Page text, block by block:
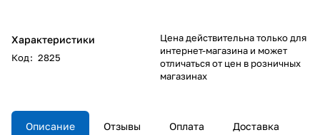
Характеристики
Код: 2825
Цена действительна только для
интернет-магазина и может
отличаться от цен в розничных
магазинах
Описание Отзывы Оплата Доставка